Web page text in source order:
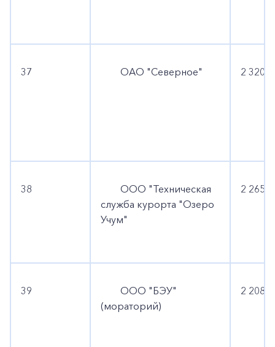
37 ОАО "Северное" 2 320
38
ООО "Техническая
служба курорта "Озеро
Учум"
2 265
39
ООО "БЭУ"
(мораторий)
2 208